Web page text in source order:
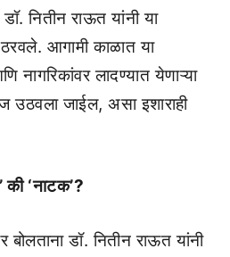
नितीन राऊत यांनी या
ठरवले. आगामी काळात या
नागरिकांवर लादण्यात येणाऱ्या
उठवला जाईल, असा इशाराही
की ‘नाटक’?
बोलताना डॉ. नितीन राऊत यांनी